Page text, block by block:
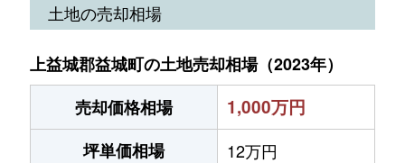
土地の売却相場
上益城郡益城町の土地売却相場（2023年）
売却価格相場
1,000万円
坪単価相場
12万円